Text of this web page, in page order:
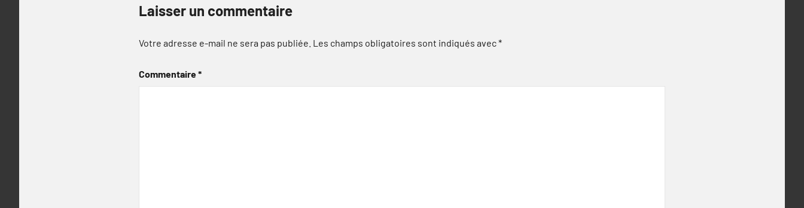
Laisser un commentaire
Votre adresse e-mail ne sera pas publiée. Les champs obligatoires sont indiqués avec*
Commentaire*